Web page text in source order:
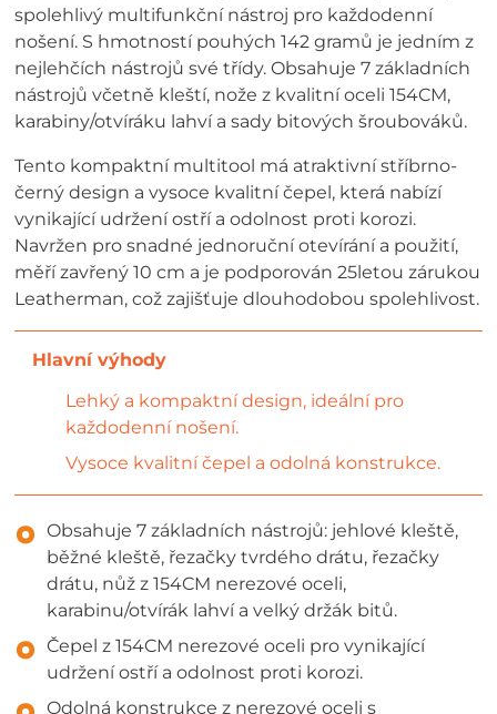
spolehlivý multifunkční nástroj pro každodenní
nošení. S hmotností pouhých 142 gramů je jedním z
nejlehčích nástrojů své třídy. Obsahuje 7 základních
nástrojů včetně kleští, nože z kvalitní oceli 154CM,
karabiny/otvíráku lahví a sady bitových šroubováků.
Tento kompaktní multitool má atraktivní stříbrno-
černý design a vysoce kvalitní čepel, která nabízí
vynikající udržení ostří a odolnost proti korozi.
Navržen pro snadné jednoruční otevírání a použití,
měří zavřený 10 cm a je podporován 25letou zárukou
Leatherman, což zajišťuje dlouhodobou spolehlivost.
Lehký a kompaktní design, ideální pro
každodenní nošení.
Vysoce kvalitní čepel a odolná konstrukce.
Obsahuje 7 základních nástrojů: jehlové kleště,
běžné kleště, řezačky tvrdého drátu, řezačky
drátu, nůž z 154CM nerezové oceli,
karabinu/otvírák lahví a velký držák bitů.
Čepel z 154CM nerezové oceli pro vynikající
udržení ostří a odolnost proti korozi.
Odolná konstrukce z nerezové oceli s